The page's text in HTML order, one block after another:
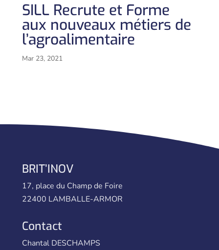
SILL Recrute et Forme
aux nouveaux métiers de
l’agroalimentaire
Mar 23, 2021
BRIT’INOV
17, place du Champ de Foire
22400 LAMBALLE-ARMOR
Contact
Chantal DESCHAMPS